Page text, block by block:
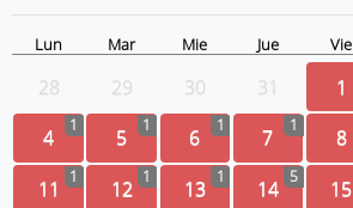
Lun Mar Mie Jue Vie
28 29 30 31 1
4 1 5 1 6 1 7 1 8
11 1 12 1 13 1 14 5 15